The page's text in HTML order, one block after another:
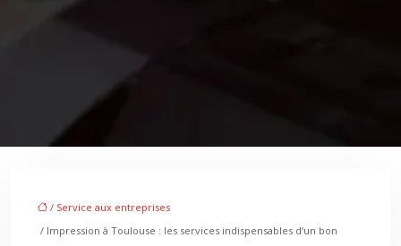
/ Service aux entreprises
/ Impression à Toulouse : les services indispensables d’un bon